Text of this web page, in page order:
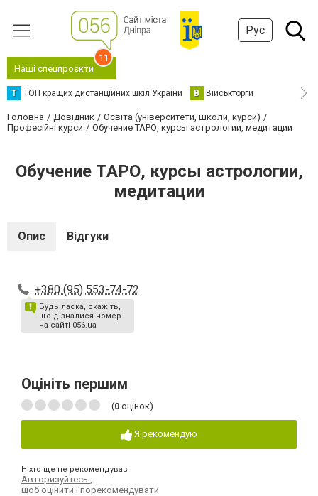
Рус
Наші спецпроєкти
11
Т ТОП кращих дистанційних шкіл України В Військторги
Головна Довідник
Освіта (університети, школи, курси)
Професійні курси
Обучение ТАРО, курсы астрологии, медитации
Обучение ТАРО, курсы астрологии,
медитации
Опис Відгуки
+380 (95) 553-74-72
Будь ласка, скажіть,
що дізналися номер
на сайті 056.ua
Оцініть першим
(0 оцінок)
Я рекомендую
Ніхто ще не рекомендував
Авторизуйтесь
щоб оцінити і порекомендувати